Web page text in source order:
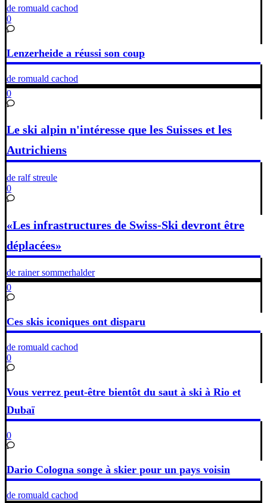
de romuald cachod
0
Lenzerheide a réussi son coup
de romuald cachod
0
Le ski alpin n'intéresse que les Suisses et les
Autrichiens
de ralf streule
0
«Les infrastructures de Swiss-Ski devront être
déplacées»
de rainer sommerhalder
0
Ces skis iconiques ont disparu
de romuald cachod
0
Vous verrez peut-être bientôt du saut à ski à Rio et
Dubaï
0
Dario Cologna songe à skier pour un pays voisin
de romuald cachod